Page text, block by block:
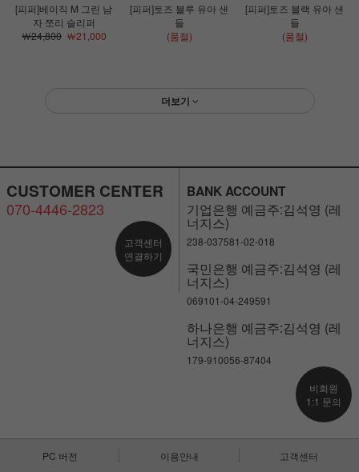
[피퍼]베이직 M 그린 남
자 쪼리 슬리퍼
￦24,800￦21,000
[피퍼]토즈 블루 유아 샌
들
(품절)
[피퍼]토즈 블랙 유아 샌
들
(품절)
더보기
CUSTOMER CENTER
070-4446-2823
고객센터
연결하기
BANK ACCOUNT
기업은행 예금주:김석영 (레
너지스)
238-037581-02-018
국민은행 예금주:김석영 (레
너지스)
069101-04-249591
하나은행 예금주:김석영 (레
너지스)
179-910056-87404
비회원
1:1 문의
PC 버전 이용안내 고객센터